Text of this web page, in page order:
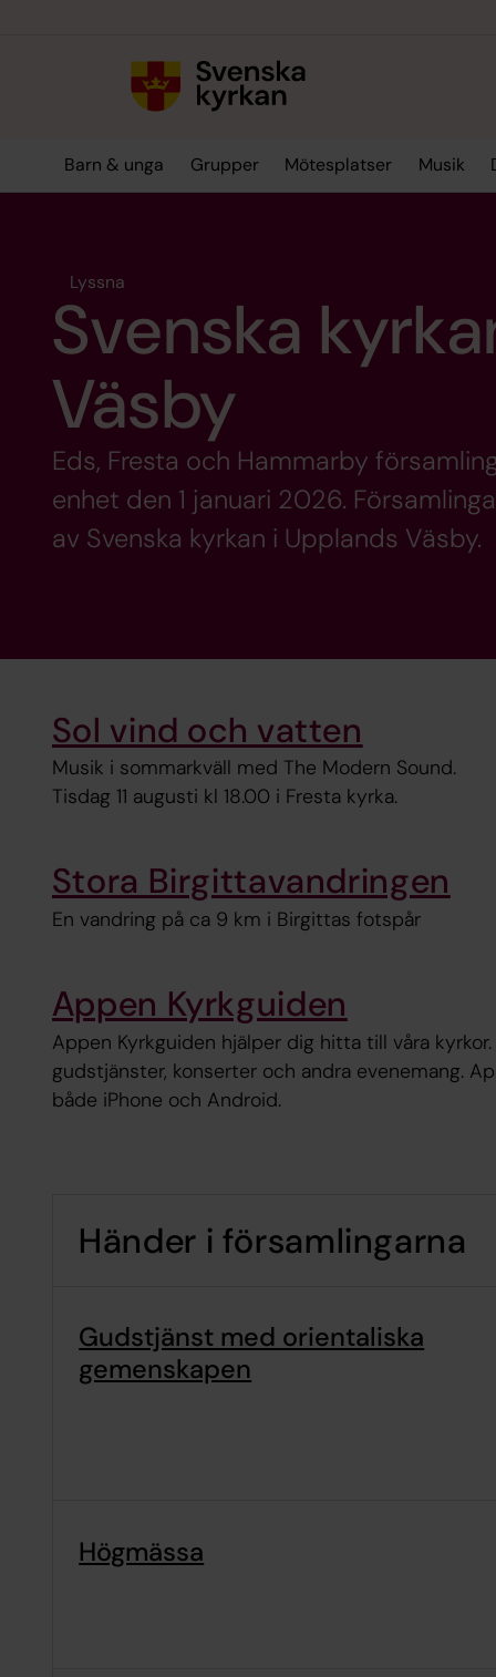
Barn & unga Grupper Mötesplatser Musik
Lyssna
Svenska
Väsby
Eds, Fresta och Hammarby
enhet den 1 januari 2026.
av Svenska kyrkan i Upplands Väsby.
Sol vind och vatten
Musik i sommarkväll med The Modern Sound.
Tisdag 11 augusti kl 18.00 i Fresta kyrka.
Stora Birgittavandringen
En vandring på ca 9 km i Birgittas fotspår
Appen Kyrkguiden
Appen Kyrkguiden hjälper dig hitta till våra
gudstjänster, konserter och andra evenemang.
både iPhone och Android.
Händer i församlingarna
Gudstjänst med orientaliska
gemenskapen
Högmässa